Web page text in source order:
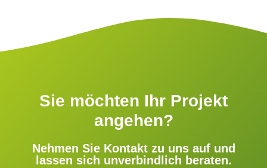
Sie möchten Ihr Projekt
angehen?
Nehmen Sie Kontakt zu uns auf und
lassen sich unverbindlich beraten.